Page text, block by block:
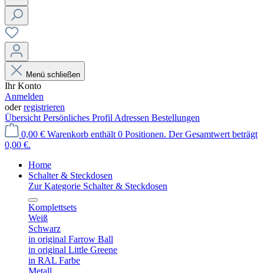
Menü schließen
Ihr Konto
Anmelden
oderregistrieren
Übersicht Persönliches Profil Adressen Bestellungen
0,00 € Warenkorb enthält 0 Positionen. Der Gesamtwert beträgt
0,00 €.
Home
Schalter & Steckdosen
Zur Kategorie Schalter & Steckdosen
Komplettsets
Weiß
Schwarz
in original Farrow Ball
in original Little Greene
in RAL Farbe
Metall